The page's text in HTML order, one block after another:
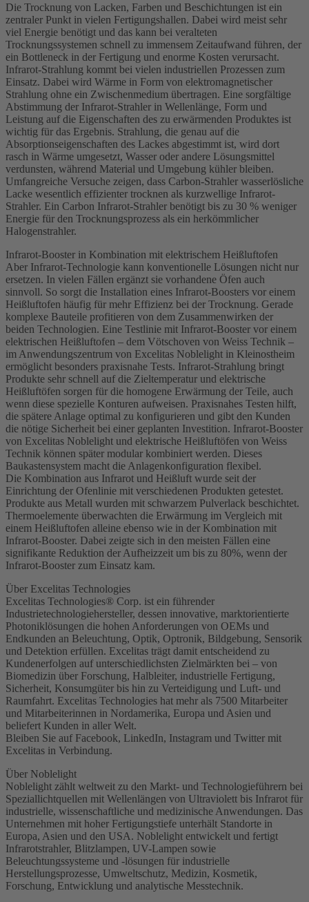
Die Trocknung von Lacken, Farben und Beschichtungen ist ein
zentraler Punkt in vielen Fertigungshallen. Dabei wird meist sehr
viel Energie benötigt und das kann bei veralteten
Trocknungssystemen schnell zu immensem Zeitaufwand führen, der
ein Bottleneck in der Fertigung und enorme Kosten verursacht.
Infrarot-Strahlung kommt bei vielen industriellen Prozessen zum
Einsatz. Dabei wird Wärme in Form von elektromagnetischer
Strahlung ohne ein Zwischenmedium übertragen. Eine sorgfältige
Abstimmung der Infrarot-Strahler in Wellenlänge, Form und
Leistung auf die Eigenschaften des zu erwärmenden Produktes ist
wichtig für das Ergebnis. Strahlung, die genau auf die
Absorptionseigenschaften des Lackes abgestimmt ist, wird dort
rasch in Wärme umgesetzt, Wasser oder andere Lösungsmittel
verdunsten, während Material und Umgebung kühler bleiben.
Umfangreiche Versuche zeigen, dass Carbon-Strahler wasserlösliche
Lacke wesentlich effizienter trocknen als kurzwellige Infrarot-
Strahler. Ein Carbon Infrarot-Strahler benötigt bis zu 30 % weniger
Energie für den Trocknungsprozess als ein herkömmlicher
Halogenstrahler.
Infrarot-Booster in Kombination mit elektrischem Heißluftofen
Aber Infrarot-Technologie kann konventionelle Lösungen nicht nur
ersetzen. In vielen Fällen ergänzt sie vorhandene Öfen auch
sinnvoll. So sorgt die Installation eines Infrarot-Boosters vor einem
Heißluftofen häufig für mehr Effizienz bei der Trocknung. Gerade
komplexe Bauteile profitieren von dem Zusammenwirken der
beiden Technologien. Eine Testlinie mit Infrarot-Booster vor einem
elektrischen Heißluftofen – dem Vötschoven von Weiss Technik –
im Anwendungszentrum von Excelitas Noblelight in Kleinostheim
ermöglicht besonders praxisnahe Tests. Infrarot-Strahlung bringt
Produkte sehr schnell auf die Zieltemperatur und elektrische
Heißluftöfen sorgen für die homogene Erwärmung der Teile, auch
wenn diese spezielle Konturen aufweisen. Praxisnahes Testen hilft,
die spätere Anlage optimal zu konfigurieren und gibt den Kunden
die nötige Sicherheit bei einer geplanten Investition. Infrarot-Booster
von Excelitas Noblelight und elektrische Heißluftöfen von Weiss
Technik können später modular kombiniert werden. Dieses
Baukastensystem macht die Anlagenkonfiguration flexibel.
Die Kombination aus Infrarot und Heißluft wurde seit der
Einrichtung der Ofenlinie mit verschiedenen Produkten getestet.
Produkte aus Metall wurden mit schwarzem Pulverlack beschichtet.
Thermoelemente überwachten die Erwärmung im Vergleich mit
einem Heißluftofen alleine ebenso wie in der Kombination mit
Infrarot-Booster. Dabei zeigte sich in den meisten Fällen eine
signifikante Reduktion der Aufheizzeit um bis zu 80%, wenn der
Infrarot-Booster zum Einsatz kam.
Über Excelitas Technologies
Excelitas Technologies® Corp. ist ein führender
Industrietechnologiehersteller, dessen innovative, marktorientierte
Photoniklösungen die hohen Anforderungen von OEMs und
Endkunden an Beleuchtung, Optik, Optronik, Bildgebung, Sensorik
und Detektion erfüllen. Excelitas trägt damit entscheidend zu
Kundenerfolgen auf unterschiedlichsten Zielmärkten bei – von
Biomedizin über Forschung, Halbleiter, industrielle Fertigung,
Sicherheit, Konsumgüter bis hin zu Verteidigung und Luft- und
Raumfahrt. Excelitas Technologies hat mehr als 7500 Mitarbeiter
und Mitarbeiterinnen in Nordamerika, Europa und Asien und
beliefert Kunden in aller Welt.
Bleiben Sie auf Facebook, LinkedIn, Instagram und Twitter mit
Excelitas in Verbindung.
Über Noblelight
Noblelight zählt weltweit zu den Markt- und Technologieführern bei
Speziallichtquellen mit Wellenlängen von Ultraviolett bis Infrarot für
industrielle, wissenschaftliche und medizinische Anwendungen. Das
Unternehmen mit hoher Fertigungstiefe unterhält Standorte in
Europa, Asien und den USA. Noblelight entwickelt und fertigt
Infrarotstrahler, Blitzlampen, UV-Lampen sowie
Beleuchtungssysteme und -lösungen für industrielle
Herstellungsprozesse, Umweltschutz, Medizin, Kosmetik,
Forschung, Entwicklung und analytische Messtechnik.